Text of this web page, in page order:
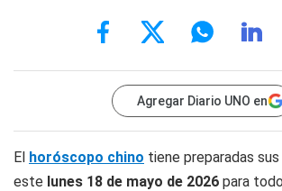
Agregar Diario UNO en
El horóscopo chino tiene preparadas sus
este lunes 18 de mayo de 2026 para